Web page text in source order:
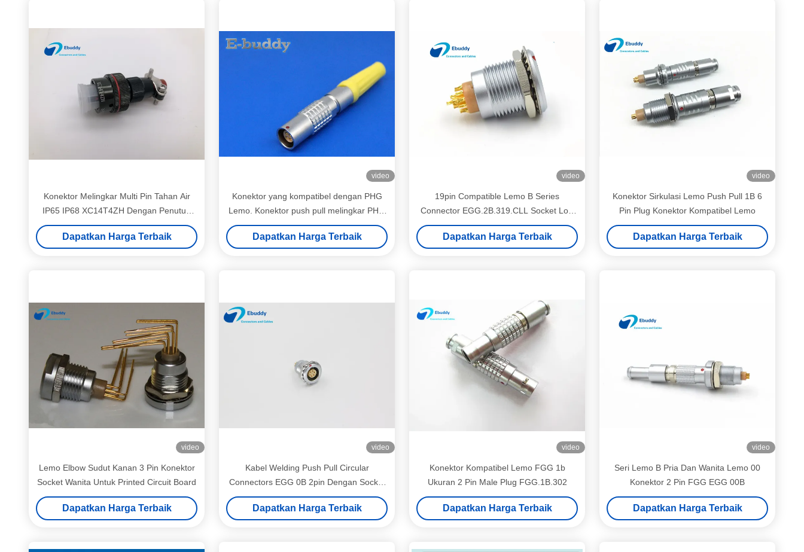
Konektor Melingkar Multi Pin Tahan Air
IP65 IP68 XC14T4ZH Dengan Penutup
Tahan Debu
Dapatkan Harga Terbaik
video
Konektor yang kompatibel dengan PHG
Lemo. Konektor push pull melingkar PHG
1B 2pin - 16pin socket gratis
Dapatkan Harga Terbaik
video
19pin Compatible Lemo B Series
Connector EGG.2B.319.CLL Socket Low
Frequency
Dapatkan Harga Terbaik
video
Konektor Sirkulasi Lemo Push Pull 1B 6
Pin Plug Konektor Kompatibel Lemo
Dapatkan Harga Terbaik
video
Lemo Elbow Sudut Kanan 3 Pin Konektor
Socket Wanita Untuk Printed Circuit Board
Dapatkan Harga Terbaik
video
Kabel Welding Push Pull Circular
Connectors EGG 0B 2pin Dengan Socket
Wanita
Dapatkan Harga Terbaik
video
Konektor Kompatibel Lemo FGG 1b
Ukuran 2 Pin Male Plug FGG.1B.302
Dapatkan Harga Terbaik
video
Seri Lemo B Pria Dan Wanita Lemo 00
Konektor 2 Pin FGG EGG 00B
Dapatkan Harga Terbaik